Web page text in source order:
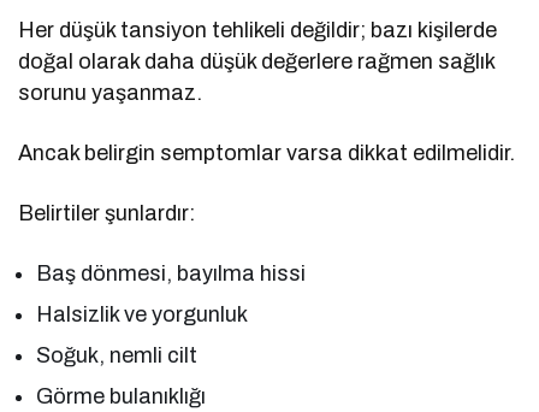
Her düşük tansiyon tehlikeli değildir; bazı kişilerde
doğal olarak daha düşük değerlere rağmen sağlık
sorunu yaşanmaz.
Ancak belirgin semptomlar varsa dikkat edilmelidir.
Belirtiler şunlardır:
Baş dönmesi, bayılma hissi
Halsizlik ve yorgunluk
Soğuk, nemli cilt
Görme bulanıklığı